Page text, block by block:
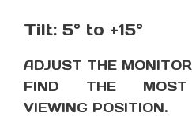
Tilt: 5° to +15°
ADJUST THE
FIND THE MOST
VIEWING POSITION.